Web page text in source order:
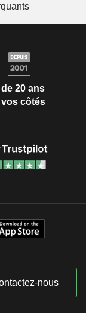
de 20 ans
vos côtés
nous